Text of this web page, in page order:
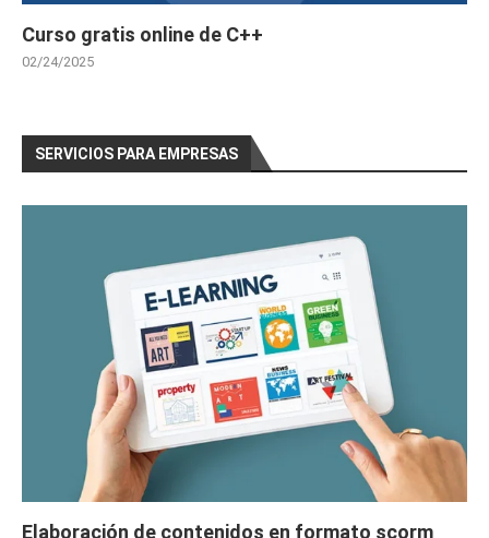
Curso gratis online de C++
02/24/2025
SERVICIOS PARA EMPRESAS
Elaboración de contenidos en formato scorm